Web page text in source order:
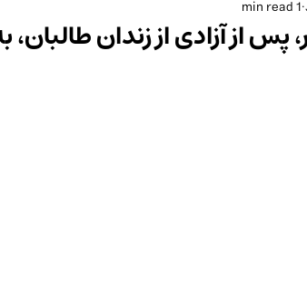
پس از آزادی از زندان
1 min read